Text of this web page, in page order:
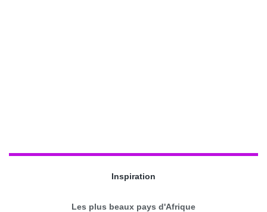
Inspiration
Les plus beaux pays d'Afrique